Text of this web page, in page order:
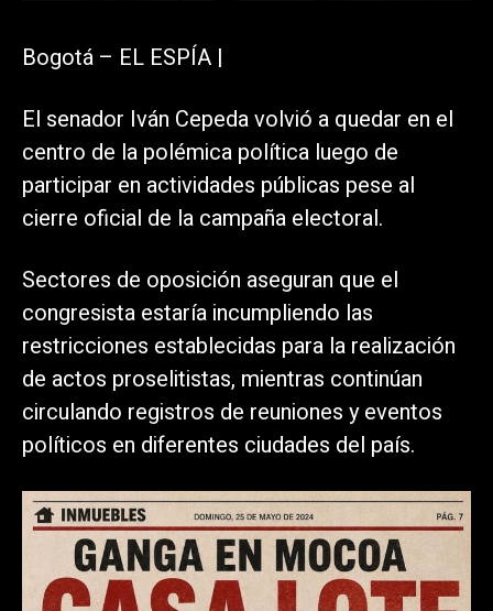
Bogotá – EL ESPÍA |
El senador Iván Cepeda volvió a quedar en el
centro de la polémica política luego de
participar en actividades públicas pese al
cierre oficial de la campaña electoral.
Sectores de oposición aseguran que el
congresista estaría incumpliendo las
restricciones establecidas para la realización
de actos proselitistas, mientras continúan
circulando registros de reuniones y eventos
políticos en diferentes ciudades del país.